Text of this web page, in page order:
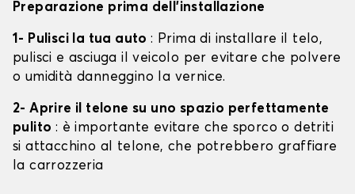
Preparazione prima dell'installazione
1- Pulisci la tua auto: Prima di installare il telo,
pulisci e asciuga il veicolo per evitare che polvere
o umidità danneggino la vernice.
2- Aprire il telone su uno spazio perfettamente
pulito : è importante evitare che sporco o detriti
si attacchino al telone, che potrebbero graffiare
la carrozzeria